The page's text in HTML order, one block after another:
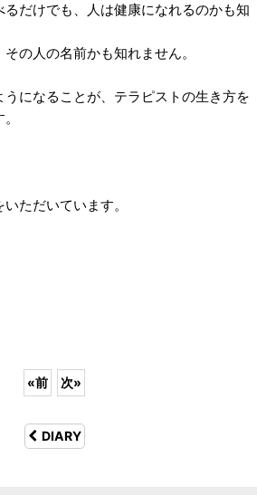
だけでも、人は健康になれるのかも知
の人の名前かも知れません。
になることが、テラピストの生き方を
ただいています。
«前 次»
DIARY